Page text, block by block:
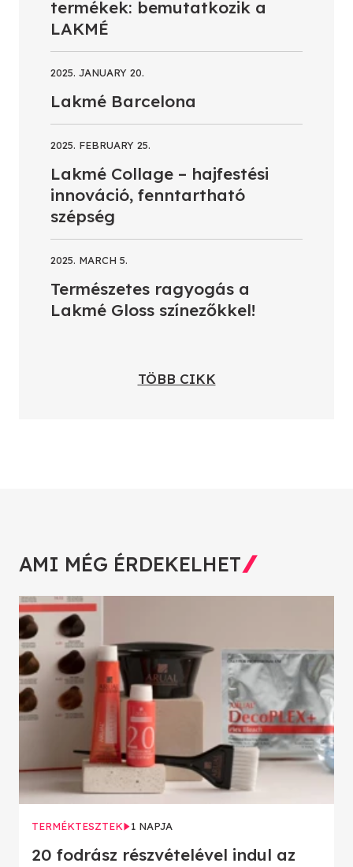
termékek: bemutatkozik a
LAKMÉ
2025. JANUARY 20.
Lakmé Barcelona
2025. FEBRUARY 25.
Lakmé Collage – hajfestési
innováció, fenntartható
szépség
2025. MARCH 5.
Természetes ragyogás a
Lakmé Gloss színezőkkel!
TÖBB CIKK
AMI MÉG ÉRDEKELHET
TERMÉKTESZTEK 1 NAPJA
20 fodrász részvételével indul az